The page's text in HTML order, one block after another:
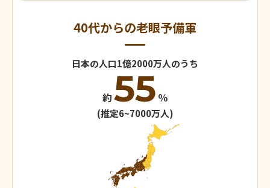
40代からの老眼予備軍
日本の人口1億2000万人のうち
約55 ％
(推定6~7000万人)